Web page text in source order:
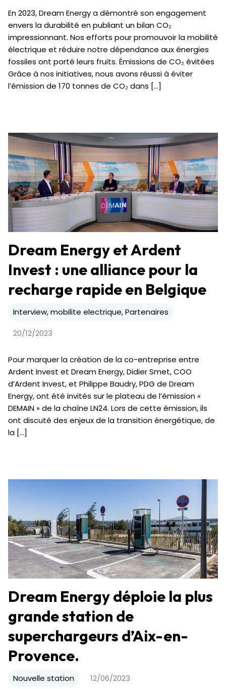
En 2023, Dream Energy a démontré son engagement
envers la durabilité en publiant un bilan CO₂
impressionnant. Nos efforts pour promouvoir la mobilité
électrique et réduire notre dépendance aux énergies
fossiles ont porté leurs fruits. Émissions de CO₂ évitées
Grâce à nos initiatives, nous avons réussi à éviter
l’émission de 170 tonnes de CO₂ dans […]
Dream Energy et Ardent
Invest : une alliance pour la
recharge rapide en Belgique
Interview, mobilite electrique, Partenaires
20/12/2023
Pour marquer la création de la co-entreprise entre
Ardent Invest et Dream Energy, Didier Smet, COO
d’Ardent Invest, et Philippe Baudry, PDG de Dream
Energy, ont été invités sur le plateau de l’émission «
DEMAIN » de la chaîne LN24. Lors de cette émission, ils
ont discuté des enjeux de la transition énergétique, de
la […]
Dream Energy déploie la plus
grande station de
superchargeurs d’Aix-en-
Provence.
Nouvelle station 12/06/2023